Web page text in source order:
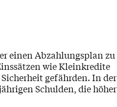
einen Abzahlungsplan zu
wie Kleinkredite
gefährden. In der
Schulden, die höher